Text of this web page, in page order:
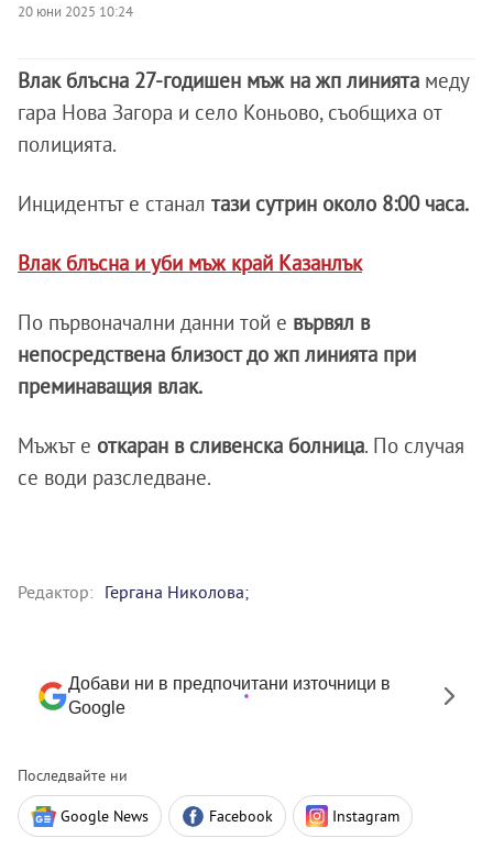
20 юни 2025 10:24
Влак блъсна 27-годишен мъж на жп линията меду
гара Нова Загора и село Коньово, съобщиха от
полицията.
Инцидентът е станал тази сутрин около 8:00 часа.
Влак блъсна и уби мъж край Казанлък
По първоначални данни той е вървял в
непосредствена близост до жп линията при
преминаващия влак.
Мъжът е откаран в сливенска болница. По случая
се води разследване.
Редактор: Гергана Николова;
Добави ни в предпочитани източници в
Google
Последвайте ни
Google News Facebook Instagram